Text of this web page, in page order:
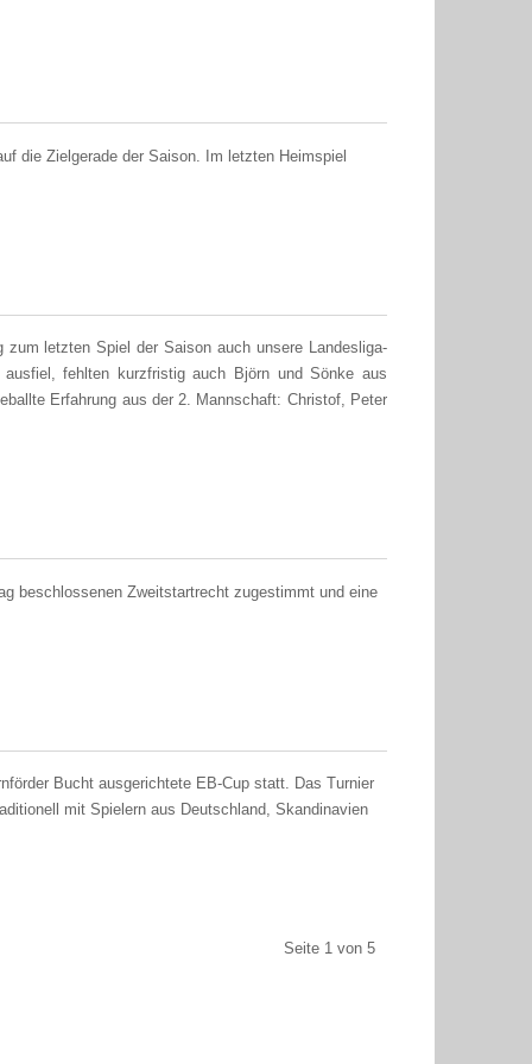
die Zielgerade der Saison. Im letzten Heimspiel
letzten Spiel der Saison auch unsere Landesliga-
fehlten kurzfristig auch Björn und Sönke aus
Erfahrung aus der 2. Mannschaft: Christof, Peter
beschlossenen Zweitstartrecht zugestimmt und eine
Bucht ausgerichtete EB-Cup statt. Das Turnier
mit Spielern aus Deutschland, Skandinavien
Seite 1 von 5